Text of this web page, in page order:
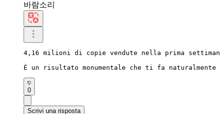
바람소리
4,16 milioni di copie vendute nella prima
È un risultato monumentale che ti fa
0
Scrivi una risposta